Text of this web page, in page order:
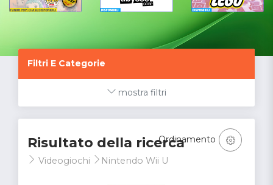
Filtri E Categorie
mostra filtri
Risultato della ricerca
Videogiochi Nintendo Wii U
Ordinamento